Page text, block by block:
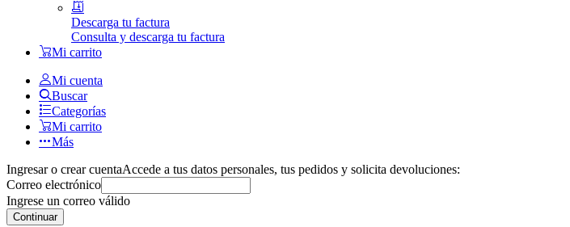
Descarga tu factura
Consulta y descarga tu factura
Mi carrito
Mi cuenta
Buscar
Categorías
Mi carrito
Más
Ingresar o crear cuentaAccede a tus datos personales, tus pedidos y solicita devoluciones:
Correo electrónico
Ingrese un correo válido
Continuar